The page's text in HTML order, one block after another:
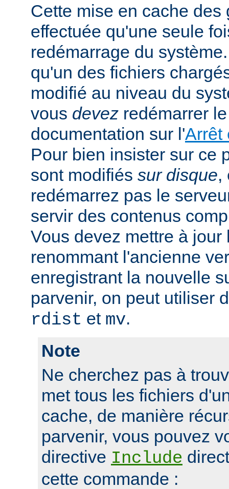
Cette mise en cache des
effectuée qu'une seule
redémarrage du
qu'un des fichiers
modifié au niveau du
vous devez redémarrer
documentation sur l'Arrêt
Pour bien insister sur ce
sont modifiés sur disque,
redémarrez pas le
servir des contenus
Vous devez mettre à jour
renommant l'ancienne
enregistrant la nouvelle
parvenir, on peut utiliser
rdist et mv.
Note
Ne cherchez pas à
met tous les fichiers
cache, de manière
parvenir, vous pouvez
directive Include
cette commande :